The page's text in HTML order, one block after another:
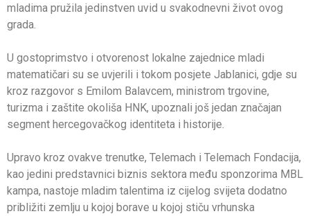
mladima pružila jedinstven uvid u svakodnevni život ovog
grada.
U gostoprimstvo i otvorenost lokalne zajednice mladi
matematičari su se uvjerili i tokom posjete Jablanici, gdje su
kroz razgovor s Emilom Balavcem, ministrom trgovine,
turizma i zaštite okoliša HNK, upoznali još jedan značajan
segment hercegovačkog identiteta i historije.
Upravo kroz ovakve trenutke, Telemach i Telemach Fondacija,
kao jedini predstavnici biznis sektora među sponzorima MBL
kampa, nastoje mladim talentima iz cijelog svijeta dodatno
približiti zemlju u kojoj borave u kojoj stiču vrhunska